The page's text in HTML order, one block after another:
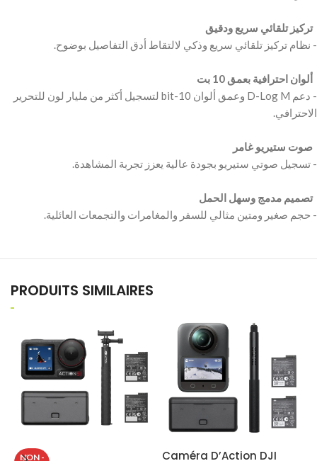
‫- دعم D-Log M وعمق ألوان 10-bit لتسجيل أكثر من مليار لون للتحرير
PRODUITS SIMILAIRES
NON -
Caméra D’Action DJI